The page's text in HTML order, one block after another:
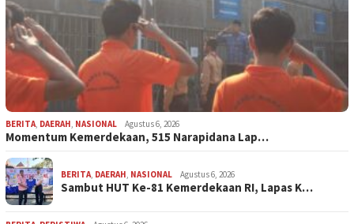
BERITA, DAERAH, NASIONAL Agustus 6, 2026
Momentum Kemerdekaan, 515 Narapidana Lap…
BERITA, DAERAH, NASIONAL Agustus 6, 2026
Sambut HUT Ke-81 Kemerdekaan RI, Lapas K…